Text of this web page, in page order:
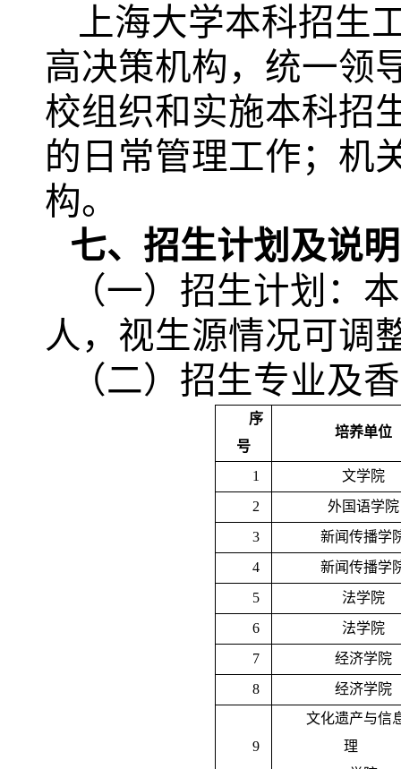
上海大学本科招生
高决策机构，统一领
校组织和实施本科招
的日常管理工作；机
构。
七、招生计划及说明
（一）招生计划：
人，视生源情况可调
（二）招生专业及
序
号
培养单位
1
文学院
2
外国语学院
3
新闻传播学
4
新闻传播学
5
法学院
6
法学院
7
经济学院
8
经济学院
9
文化遗产与信
理